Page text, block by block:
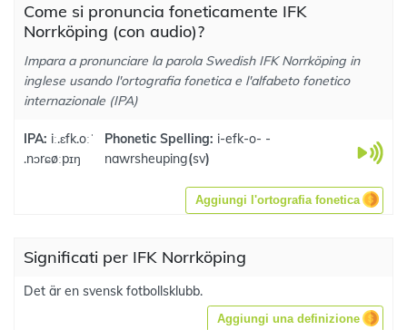
Come si pronuncia foneticamente IFK
Norrköping (con audio)?
Impara a pronunciare la parola Swedish IFK Norrköping in
inglese usando l'ortografia fonetica e l'alfabeto fonetico
internazionale (IPA)
IPA: iː.ɛfk.oːˈ
.nɔrɕøːpɪŋ
Phonetic Spelling: i-efk-o- -
nawrsheuping(sv)
Aggiungi l'ortografia fonetica
Significati per IFK Norrköping
Det är en svensk fotbollsklubb.
Aggiungi una definizione